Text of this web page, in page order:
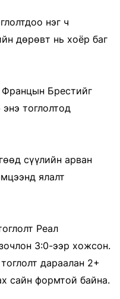
нэг ч
дөрөвт нь хоёр баг
Францын Брестийг
тоглолтод
сүүлийн арван
ялалт
Реал
3:0-ээр хожсон.
дараалан 2+
сайн формтой байна.